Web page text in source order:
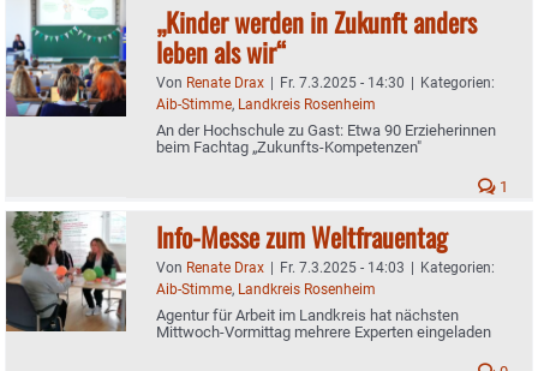
„Kinder werden in Zukunft anders
leben als wir“
Von Renate Drax | Fr. 7.3.2025 - 14:30 | Kategorien:
Aib-Stimme, Landkreis Rosenheim
An der Hochschule zu Gast: Etwa 90 Erzieherinnen
beim Fachtag „Zukunfts-Kompetenzen"
1
Info-Messe zum Weltfrauentag
Von Renate Drax | Fr. 7.3.2025 - 14:03 | Kategorien:
Aib-Stimme, Landkreis Rosenheim
Agentur für Arbeit im Landkreis hat nächsten
Mittwoch-Vormittag mehrere Experten eingeladen